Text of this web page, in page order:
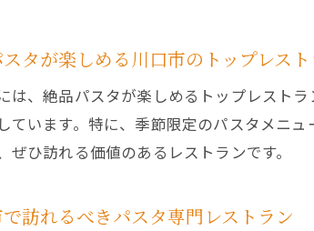
友人
タが楽しめる川口市のトップレスト
は、絶品パスタが楽しめるトップレスト
ています。特に、季節限定のパスタメニ
ぜひ訪れる価値のあるレストランです。
訪れるべきパスタ専門レストラン